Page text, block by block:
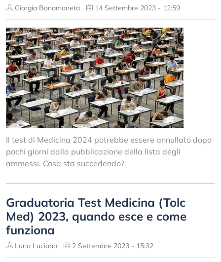
Giorgia Bonamoneta 14 Settembre 2023 - 12:59
Il test di Medicina 2024 potrebbe essere annullato dopo
pochi giorni dalla pubblicazione della lista degli
ammessi. Cosa sta succedendo?
Graduatoria Test Medicina (Tolc
Med) 2023, quando esce e come
funziona
Luna Luciano 2 Settembre 2023 - 15:32